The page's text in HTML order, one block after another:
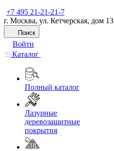
+7 495 21-21-21-7
г. Москва, ул. Кетчерская, дом 13
Поиск
Войти
Каталог
Полный каталог
Лазурные
деревозащитные
покрытия